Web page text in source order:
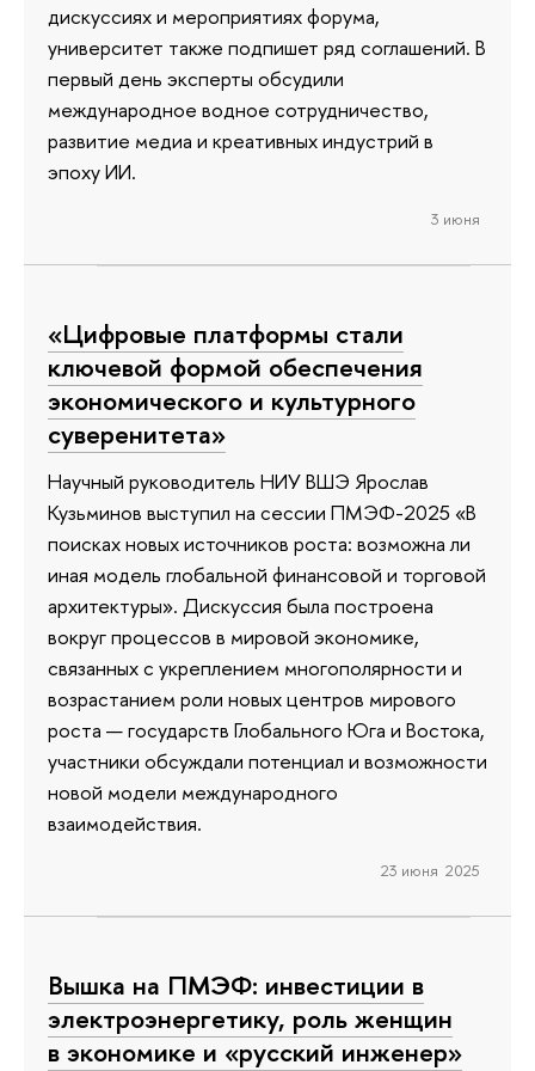
дискуссиях и мероприятиях форума,
университет также подпишет ряд соглашений. В
первый день эксперты обсудили
международное водное сотрудничество,
развитие медиа и креативных индустрий в
эпоху ИИ.
3 июня
«Цифровые платформы стали
ключевой формой обеспечения
экономического и культурного
суверенитета»
Научный руководитель НИУ ВШЭ Ярослав
Кузьминов выступил на сессии ПМЭФ-2025 «В
поисках новых источников роста: возможна ли
иная модель глобальной финансовой и торговой
архитектуры». Дискуссия была построена
вокруг процессов в мировой экономике,
связанных с укреплением многополярности и
возрастанием роли новых центров мирового
роста — государств Глобального Юга и Востока,
участники обсуждали потенциал и возможности
новой модели международного
взаимодействия.
23 июня 2025
Вышка на ПМЭФ: инвестиции в
электроэнергетику, роль женщин
в экономике и «русский инженер»